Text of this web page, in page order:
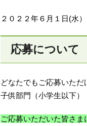
２０２２年６月１日(水
応募について
どなたでもご応募いただ
子供部門（小学生以下）
ご応募いただいた皆さま